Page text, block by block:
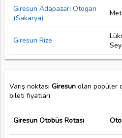
Giresun Adapazarı Otogarı
(Sakarya)
Giresun Rize
Varış noktası Giresunolan popüler
bileti fiyatları.
Giresun Otobüs Rotası